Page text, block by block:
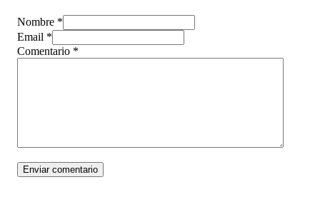
Nombre *
Email *
Comentario *